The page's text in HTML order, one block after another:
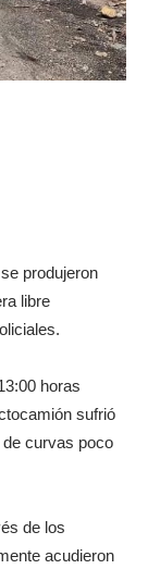
produjeron
libre
horas
sufrió
curvas poco
de los
acudieron